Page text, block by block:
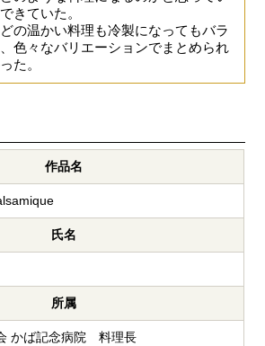
きていた。
の温かい料理も冷製になってもバラ
色々なバリエーションでまとめられ
た。
作品名
氏名
所属
かば記念病院 料理長